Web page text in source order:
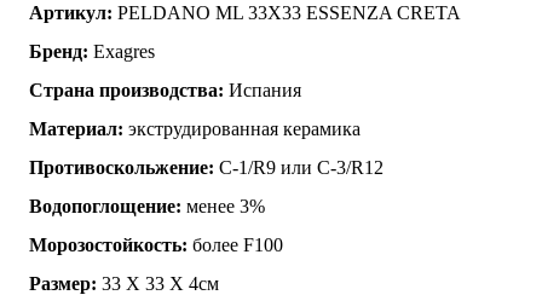
Артикул: PELDANO ML 33X33 ESSENZA CRETA
Бренд: Exagres
Страна производства: Испания
Материал: экструдированная керамика
Противоскольжение: C-1/R9 или C-3/R12
Водопоглощение: менее 3%
Морозостойкость: более F100
Размер: 33 Х 33 Х 4см